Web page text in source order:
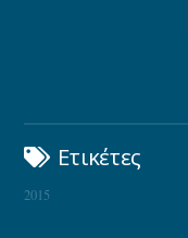
Ετικέτες
2015